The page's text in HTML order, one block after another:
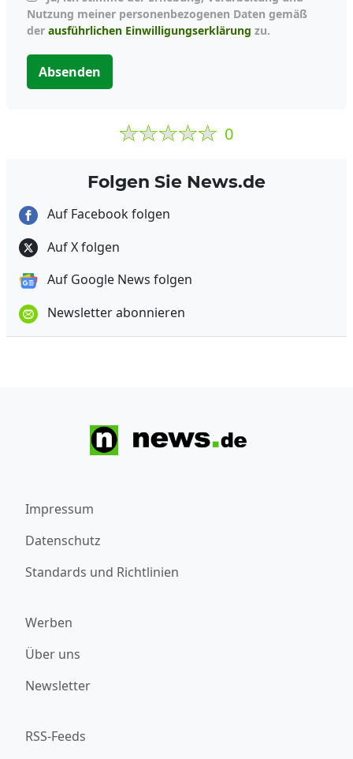
Nutzung meiner personenbezogenen Daten gemäß
der ausführlichen Einwilligungserklärung zu.
Absenden
0
Folgen Sie News.de
Auf Facebook folgen
Auf X folgen
Auf Google News folgen
Newsletter abonnieren
Impressum
Datenschutz
Standards und Richtlinien
Werben
Über uns
Newsletter
RSS-Feeds